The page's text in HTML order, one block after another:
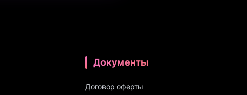
Документы
Договор оферты